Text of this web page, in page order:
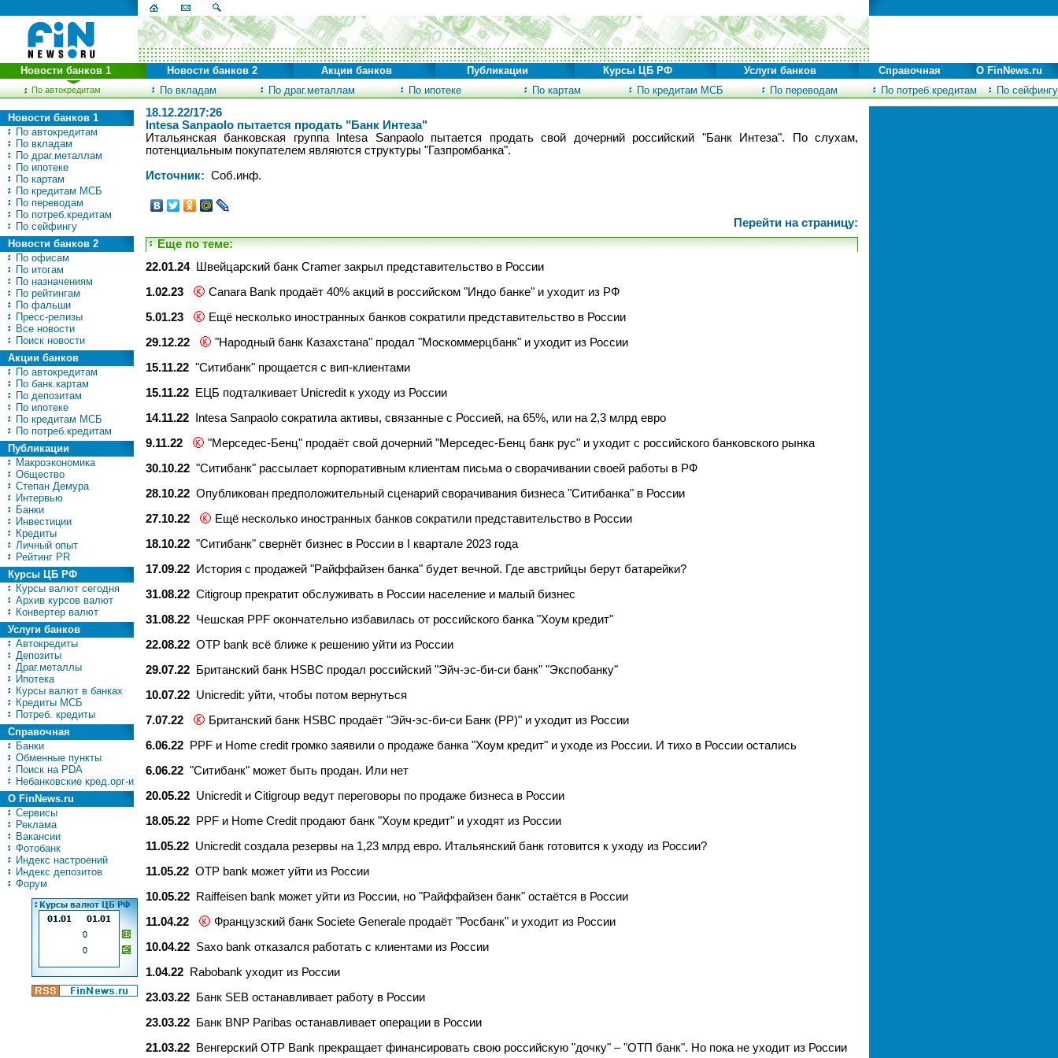
По автокредитам По вкладам По драг.металлам По ипотеке По картам По кредитам МСБ По переводам По потреб.кредитам По сейфингу
Новости банков 1 Новости банков 2 Акции банков Публикации Курсы ЦБ РФ Услуги банков Справочная О FinNews.ru
Новости банков 1
По автокредитам
По вкладам
По драг.металлам
По ипотеке
По картам
По кредитам МСБ
По переводам
По потреб.кредитам
По сейфингу
Новости банков 2
По офисам
По итогам
По назначениям
По рейтингам
По фальши
Пресс-релизы
Все новости
Поиск новости
Акции банков
По автокредитам
По банк.картам
По депозитам
По ипотеке
По кредитам МСБ
По потреб.кредитам
Публикации
Макроэкономика
Общество
Степан Демура
Интервью
Банки
Инвестиции
Кредиты
Личный опыт
Рейтинг PR
Курсы ЦБ РФ
Курсы валют сегодня
Архив курсов валют
Конвертер валют
Услуги банков
Автокредиты
Депозиты
Драг.металлы
Ипотека
Курсы валют в банках
Кредиты МСБ
Потреб. кредиты
Справочная
Банки
Обменные пункты
Поиск на PDA
Небанковские кред.орг-и
О FinNews.ru
Сервисы
Реклама
Вакансии
Фотобанк
Индекс настроений
Индекс депозитов
Форум
18.12.22/17:26
Intesa Sanpaolo пытается продать "Банк Интеза"
Итальянская банковская группа Intesa Sanpaolo пытается продать свой дочерний российский "Банк Интеза". По слухам,
потенциальным покупателем являются структуры "Газпромбанка".
Источник: Соб.инф.
Перейти на страницу:
Еще по теме:
22.01.24
Швейцарский банк Cramer закрыл представительство в России
1.02.23
Canara Bank продаёт 40% акций в российском "Индо банке" и уходит из РФ
5.01.23
Ещё несколько иностранных банков сократили представительство в России
29.12.22
"Народный банк Казахстана" продал "Москоммерцбанк" и уходит из России
15.11.22 "Ситибанк" прощается с вип-клиентами
15.11.22
ЕЦБ подталкивает Unicredit к уходу из России
14.11.22
Intesa Sanpaolo сократила активы, связанные с Россией, на 65%, или на 2,3 млрд евро
9.11.22
"Мерседес-Бенц" продаёт свой дочерний "Мерседес-Бенц банк рус" и уходит с российского банковского рынка
30.10.22 "Ситибанк" рассылает корпоративным клиентам письма о сворачивании своей работы в РФ
28.10.22 Опубликован предположительный сценарий сворачивания бизнеса "Ситибанка" в России
27.10.22
Ещё несколько иностранных банков сократили представительство в России
18.10.22 "Ситибанк" свернёт бизнес в России в I квартале 2023 года
17.09.22
История с продажей "Райффайзен банка" будет вечной. Где австрийцы берут батарейки?
31.08.22 Citigroup прекратит обслуживать в России население и малый бизнес
31.08.22 Чешская PPF окончательно избавилась от российского банка "Хоум кредит"
22.08.22 OTP bank всё ближе к решению уйти из России
29.07.22
Британский банк HSBC продал российский "Эйч-эс-би-си банк" "Экспобанку"
10.07.22 Unicredit: уйти, чтобы потом вернуться
7.07.22
Британский банк HSBC продаёт "Эйч-эс-би-си Банк (РР)" и уходит из России
6.06.22
PPF и Home credit громко заявили о продаже банка "Хоум кредит" и уходе из России. И тихо в России остались
6.06.22 "Ситибанк" может быть продан. Или нет
20.05.22 Unicredit и Citigroup ведут переговоры по продаже бизнеса в России
18.05.22
PPF и Home Credit продают банк "Хоум кредит" и уходят из России
11.05.22 Unicredit создала резервы на 1,23 млрд евро. Итальянский банк готовится к уходу из России?
11.05.22 OTP bank может уйти из России
10.05.22
Raiffeisen bank может уйти из России, но "Райффайзен банк" остаётся в России
11.04.22
Французский банк Societe Generale продаёт "Росбанк" и уходит из России
10.04.22 Saxo bank отказался работать с клиентами из России
1.04.22
Rabobank уходит из России
23.03.22
Банк SEB останавливает работу в России
23.03.22
Банк BNP Paribas останавливает операции в России
21.03.22
Венгерский OTP Bank прекращает финансировать свою российскую "дочку" – "ОТП банк". Но пока не уходит из России